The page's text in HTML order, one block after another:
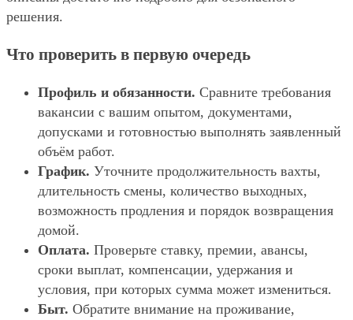
решения.
Что проверить в первую очередь
Профиль и обязанности. Сравните требования
вакансии с вашим опытом, документами,
допусками и готовностью выполнять заявленный
объём работ.
График. Уточните продолжительность вахты,
длительность смены, количество выходных,
возможность продления и порядок возвращения
домой.
Оплата. Проверьте ставку, премии, авансы,
сроки выплат, компенсации, удержания и
условия, при которых сумма может измениться.
Быт. Обратите внимание на проживание,